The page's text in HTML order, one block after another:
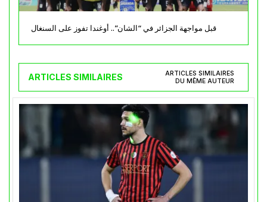
قبل مواجهة الجزائر في “الشان”.. أوغندا تفوز على السنغال
ARTICLES SIMILAIRES
ARTICLES SIMILAIRES
DU MÊME AUTEUR